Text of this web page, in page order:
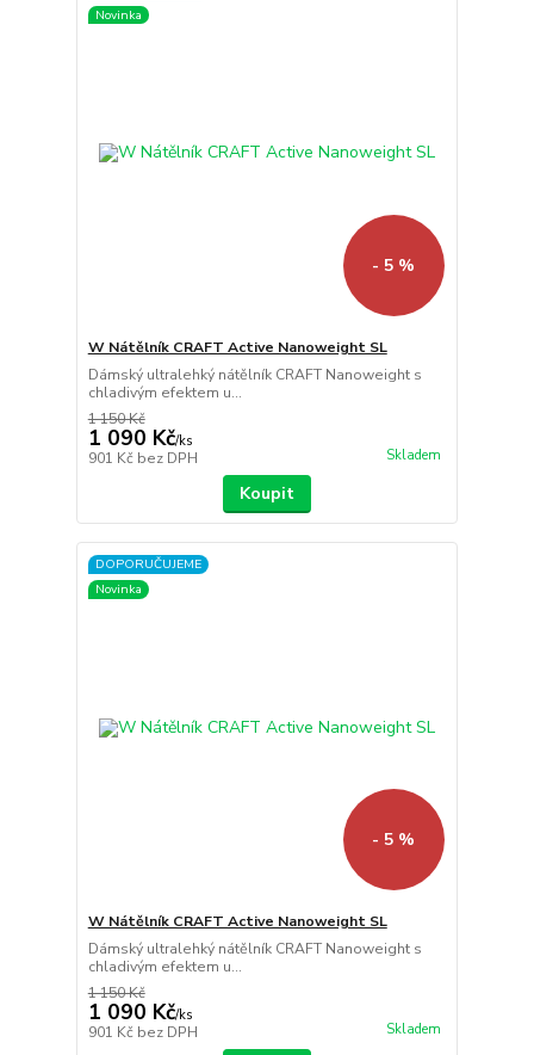
Novinka
- 5 %
W Nátělník CRAFT Active Nanoweight SL
Dámský ultralehký nátělník CRAFT Nanoweight s
chladivým efektem u...
1 150 Kč
1 090 Kč/ks
901 Kč bez DPH Skladem
Koupit
DOPORUČUJEME
Novinka
- 5 %
W Nátělník CRAFT Active Nanoweight SL
Dámský ultralehký nátělník CRAFT Nanoweight s
chladivým efektem u...
1 150 Kč
1 090 Kč/ks
901 Kč bez DPH Skladem